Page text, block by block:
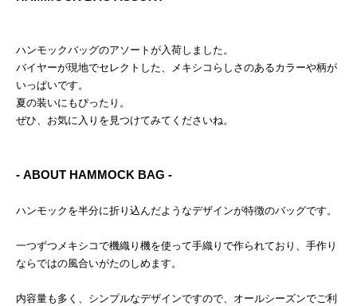
ハンモックバッグのアソートが入荷しました。
バイヤーが現地でセレクトした、メキシコらしさのあるカラーや柄が
いっぱいです。
夏の装いにもぴったり。
ぜひ、お気に入りを見つけてみてくださいね。
- ABOUT HAMMOCK BAG -
ハンモックを半分に折り込んだようなデザインが特徴のバッグです。
一つずつメキシコで機織り機を使って手織りで作られており、手作り
ならではの風合いがたのしめます。
内容量も多く、シンプルなデザインですので、オールシーズンでご利